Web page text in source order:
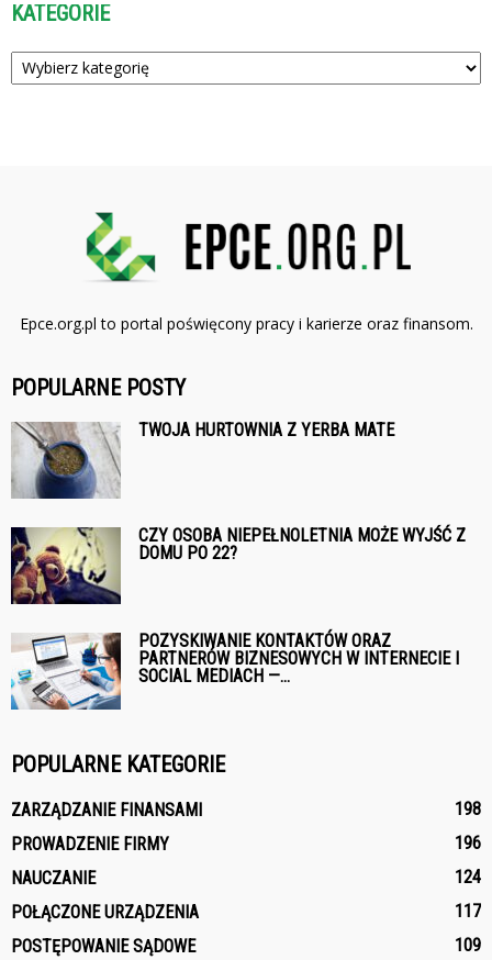
KATEGORIE
Kategorie
Epce.org.pl to portal poświęcony pracy i karierze oraz finansom.
POPULARNE POSTY
TWOJA HURTOWNIA Z YERBA MATE
CZY OSOBA NIEPEŁNOLETNIA MOŻE WYJŚĆ Z
DOMU PO 22?
POZYSKIWANIE KONTAKTÓW ORAZ
PARTNERÓW BIZNESOWYCH W INTERNECIE I
SOCIAL MEDIACH —...
POPULARNE KATEGORIE
ZARZĄDZANIE FINANSAMI
198
PROWADZENIE FIRMY
196
NAUCZANIE
124
POŁĄCZONE URZĄDZENIA
117
POSTĘPOWANIE SĄDOWE
109